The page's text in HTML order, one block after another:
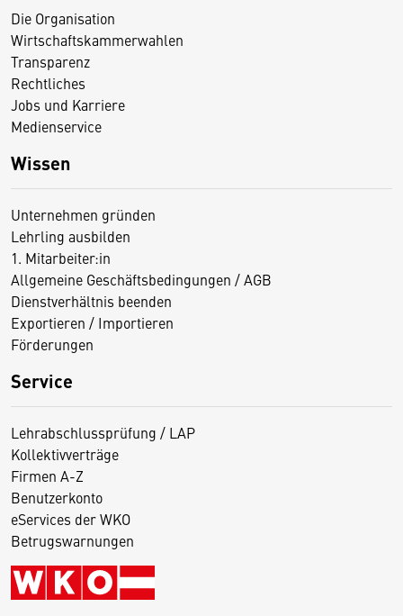
Die Organisation
Wirtschaftskammerwahlen
Transparenz
Rechtliches
Jobs und Karriere
Medienservice
Wissen
Unternehmen gründen
Lehrling ausbilden
1. Mitarbeiter:in
Allgemeine Geschäftsbedingungen / AGB
Dienstverhältnis beenden
Exportieren / Importieren
Förderungen
Service
Lehrabschlussprüfung / LAP
Kollektivverträge
Firmen A-Z
Benutzerkonto
eServices der WKO
Betrugswarnungen